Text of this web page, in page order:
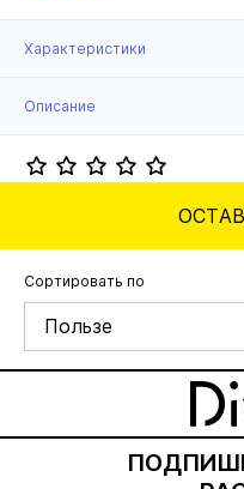
Характеристики
Описание
Сортировать по
Пользе